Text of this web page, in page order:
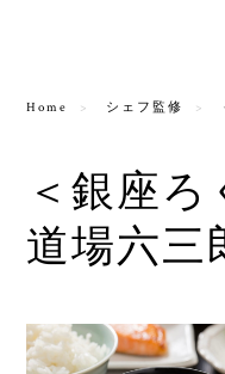
Home シェフ監修
＜銀座
道場六三